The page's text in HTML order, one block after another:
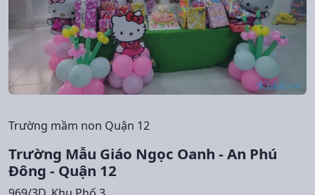
Trường mầm non Quận 12
Trường Mẫu Giáo Ngọc Oanh - An Phú
Đông - Quận 12